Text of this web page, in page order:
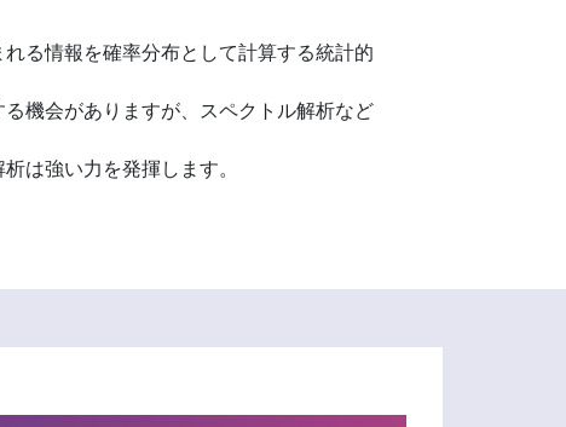
る情報を確率分布として計算する統計的
機会がありますが、スペクトル解析など
は強い力を発揮します。